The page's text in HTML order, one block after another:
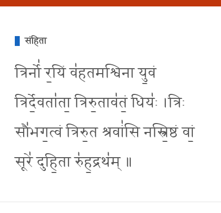
संहिता
त्रिर्नो॑ र॒यिं व॑हतमश्विना यु॒वं
त्रिर्दे॒वता॑ता॒ त्रिरु॒ताव॑तं॒ धियः॑ ।त्रिः
सौ॑भग॒त्वं त्रिरु॒त श्रवां॑सि नस्त्रि॒ष्ठं वां॒
सूरे॑ दुहि॒ता रु॑ह॒द्रथ॑म् ॥